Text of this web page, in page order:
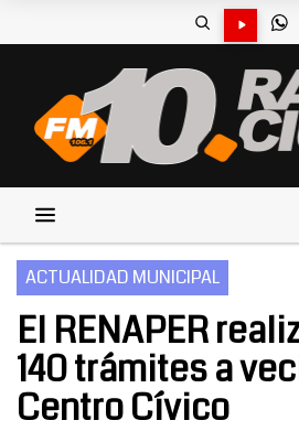
ACTUALIDAD MUNICIPAL
El RENAPER
140 trámites a
Centro Cívico